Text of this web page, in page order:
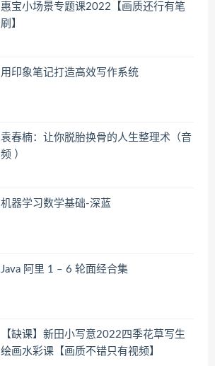
惠宝小场景专题课2022【画质还行有笔
刷】
用印象笔记打造高效写作系统
袁春楠：让你脱胎换骨的人生整理术（音
频 ）
机器学习数学基础-深蓝
Java 阿里 1 – 6 轮面经合集
【缺课】新田小写意2022四季花草写生
绘画水彩课【画质不错只有视频】